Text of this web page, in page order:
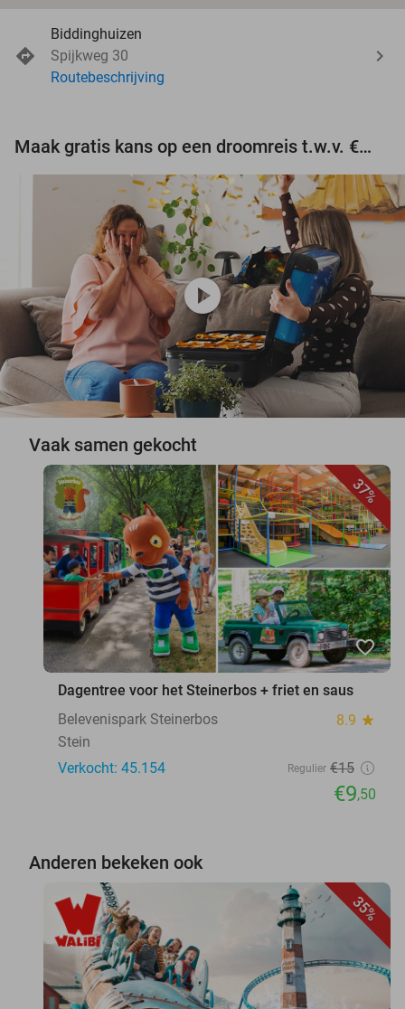
Biddinghuizen
Spijkweg 30
Routebeschrijving
Maak gratis kans op een droomreis t.w.v. €3.000!
play_circle
Vaak samen gekocht
37%
favorite_border
Dagentree voor het Steinerbos + friet en saus
Belevenispark Steinerbos
8.9 star
Stein
Verkocht: 45.154
Regulier €15
€9,50
Anderen bekeken ook
35%